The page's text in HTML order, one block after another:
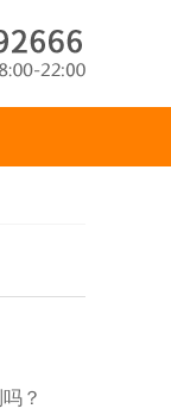
？